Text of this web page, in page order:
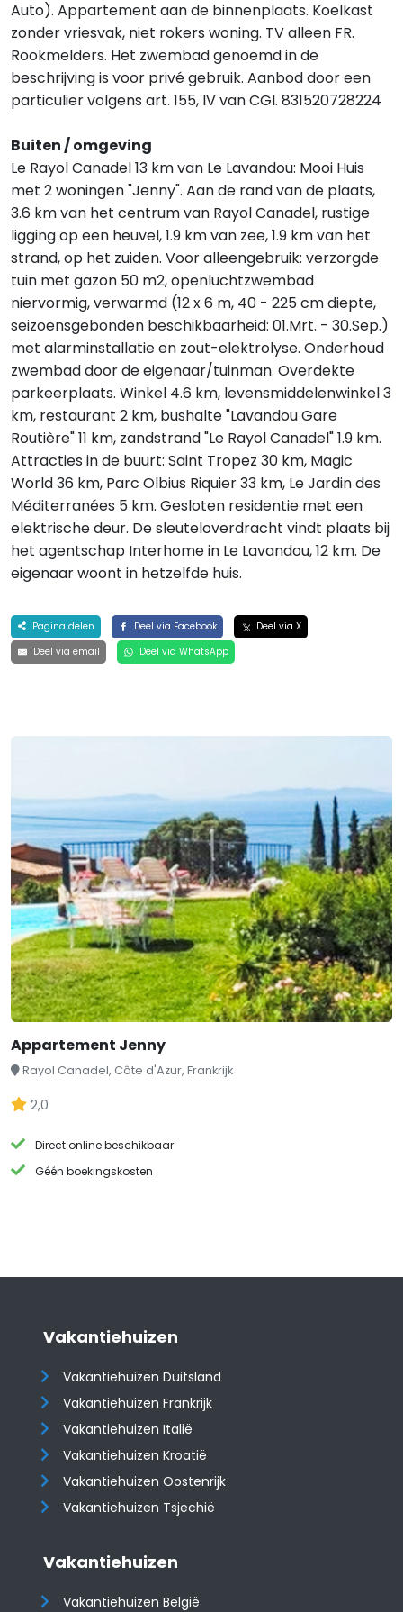
Auto). Appartement aan de binnenplaats. Koelkast
zonder vriesvak, niet rokers woning. TV alleen FR.
Rookmelders. Het zwembad genoemd in de
beschrijving is voor privé gebruik. Aanbod door een
particulier volgens art. 155, IV van CGI. 831520728224
Buiten / omgeving
Le Rayol Canadel 13 km van Le Lavandou: Mooi Huis
met 2 woningen "Jenny". Aan de rand van de plaats,
3.6 km van het centrum van Rayol Canadel, rustige
ligging op een heuvel, 1.9 km van zee, 1.9 km van het
strand, op het zuiden. Voor alleengebruik: verzorgde
tuin met gazon 50 m2, openluchtzwembad
niervormig, verwarmd (12 x 6 m, 40 - 225 cm diepte,
seizoensgebonden beschikbaarheid: 01.Mrt. - 30.Sep.)
met alarminstallatie en zout-elektrolyse. Onderhoud
zwembad door de eigenaar/tuinman. Overdekte
parkeerplaats. Winkel 4.6 km, levensmiddelenwinkel 3
km, restaurant 2 km, bushalte "Lavandou Gare
Routière" 11 km, zandstrand "Le Rayol Canadel" 1.9 km.
Attracties in de buurt: Saint Tropez 30 km, Magic
World 36 km, Parc Olbius Riquier 33 km, Le Jardin des
Méditerranées 5 km. Gesloten residentie met een
elektrische deur. De sleuteloverdracht vindt plaats bij
het agentschap Interhome in Le Lavandou, 12 km. De
eigenaar woont in hetzelfde huis.
Pagina delen Deel via Facebook
Deel via X
Deel via email
Deel via WhatsApp
Appartement Jenny
Rayol Canadel, Côte d'Azur, Frankrijk
2,0
Direct online beschikbaar
Géén boekingskosten
Vakantiehuizen
Vakantiehuizen Duitsland
Vakantiehuizen Frankrijk
Vakantiehuizen Italië
Vakantiehuizen Kroatië
​​​​​​​Vakantiehuizen Oostenrijk
Vakantiehuizen Tsjechië
Vakantiehuizen
Vakantiehuizen België